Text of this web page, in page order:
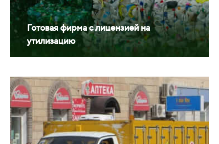
Готовая фирма с лицензией на
утилизацию